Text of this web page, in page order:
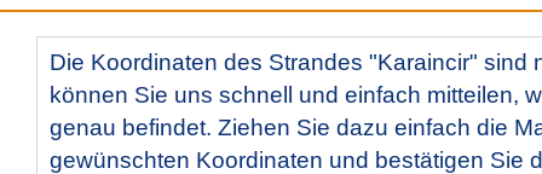
Die Koordinaten des Strandes "Karaincir" sind
können Sie uns schnell und einfach mitteilen,
genau befindet. Ziehen Sie dazu einfach die
gewünschten Koordinaten und bestätigen Sie